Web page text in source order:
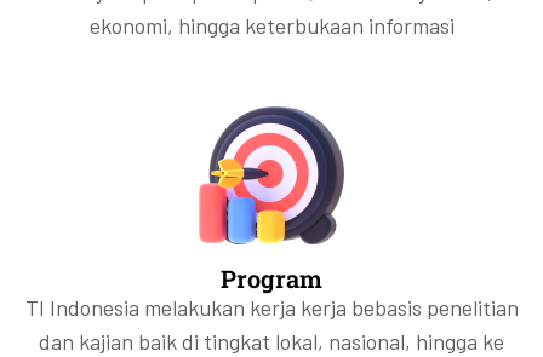
ekonomi, hingga keterbukaan informasi
Program
TI Indonesia melakukan kerja kerja bebasis penelitian
dan kajian baik di tingkat lokal, nasional, hingga ke